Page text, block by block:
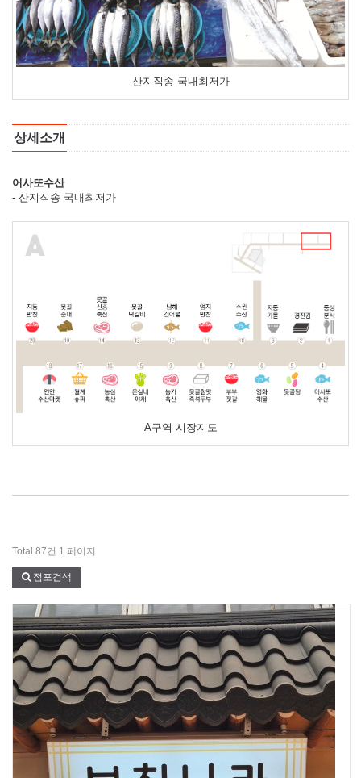
산지직송 국내최저가
상세소개
어사또수산
- 산지직송 국내최저가
A구역 시장지도
Total 87건 1 페이지
점포검색